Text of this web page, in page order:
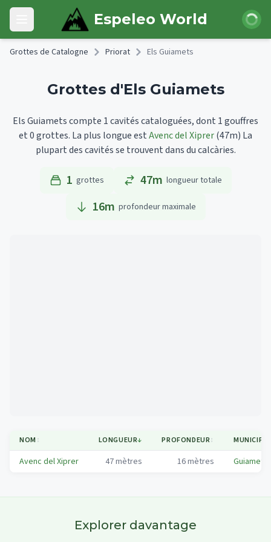
Skip to main content
Open main menu Espeleo World
Grottes de Catalogne Priorat Els Guiamets
Grottes d'Els Guiamets
Els Guiamets compte 1 cavités cataloguées, dont 1 gouffres
et 0 grottes. La plus longue estAvenc del Xiprer(47m) La
plupart des cavités se trouvent dans du calcàries.
1 grottes 47m longueur totale
16m profondeur maximale
NOM ↕ LONGUEUR↓ PROFONDEUR↕
Avenc del Xiprer 47mètres 16mètres
Explorer davantage